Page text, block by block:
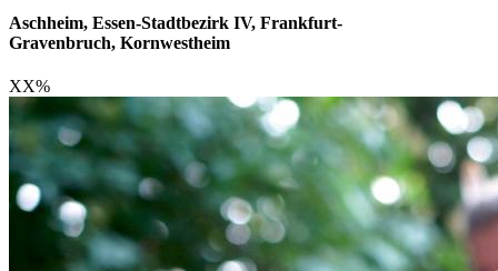
Aschheim, Essen-Stadtbezirk IV, Frankfurt-
Gravenbruch, Kornwestheim
XX%